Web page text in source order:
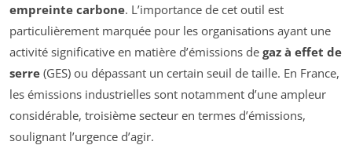
empreinte carbone. L’importance de cet outil est
particulièrement marquée pour les organisations ayant une
activité significative en matière d’émissions de gaz à effet de
serre (GES) ou dépassant un certain seuil de taille. En France,
les émissions industrielles sont notamment d’une ampleur
considérable, troisième secteur en termes d’émissions,
soulignant l’urgence d’agir.